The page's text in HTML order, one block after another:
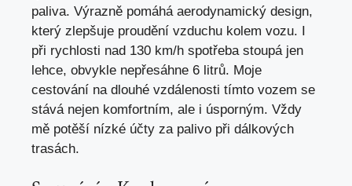
paliva. Výrazně pomáhá aerodynamický design,
který zlepšuje proudění vzduchu kolem vozu. I
při rychlosti nad 130 km/h spotřeba stoupá jen
lehce, obvykle nepřesáhne 6 litrů. Moje
cestování na dlouhé vzdálenosti tímto vozem se
stává nejen komfortním, ale i úsporným. Vždy
mě potěší nízké účty za palivo při dálkových
trasách.